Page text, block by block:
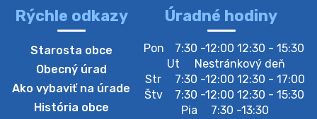
4. augusta 2026 10:05
Zberný dvor-Gyűjtőudvar
Oznamujeme obyvateľom, že v stredu 05. augusta
bude zberný dvor zatvorený. Értesítjük a lakosokat,
hogy szerdán augusztus 05-én a gyűjtőudvar zárva
Rýchle odkazy
Starosta obce
Obecný úrad
Ako vybaviť na úrade
História obce
Úradné hodiny
Pon
7:30 -12:00 12:30 - 15:30
Ut
Nestránkový deň
Str
7:30 -12:00 12:30 - 17:00
Štv
7:30 -12:00 12:30 - 15:30
Pia
7:30 -13:30